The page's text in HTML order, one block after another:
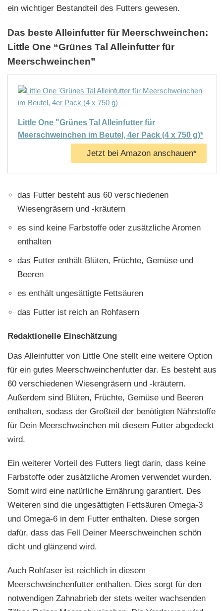
ein wichtiger Bestandteil des Futters gewesen.
Das beste Alleinfutter für Meerschweinchen:
Little One “Grünes Tal Alleinfutter für
Meerschweinchen”
Little One "Grünes Tal Alleinfutter für
Meerschweinchen im Beutel, 4er Pack (4 x 750 g)*
Jetzt bei Amazon anschauen*
das Futter besteht aus 60 verschiedenen
Wiesengräsern und -kräutern
es sind keine Farbstoffe oder zusätzliche Aromen
enthalten
das Futter enthält Blüten, Früchte, Gemüse und
Beeren
es enthält ungesättigte Fettsäuren
das Futter ist reich an Rohfasern
Redaktionelle Einschätzung
Das Alleinfutter von Little One stellt eine weitere Option
für ein gutes Meerschweinchenfutter dar. Es besteht aus
60 verschiedenen Wiesengräsern und -kräutern.
Außerdem sind Blüten, Früchte, Gemüse und Beeren
enthalten, sodass der Großteil der benötigten Nährstoffe
für Dein Meerschweinchen mit diesem Futter abgedeckt
wird.
Ein weiterer Vorteil des Futters liegt darin, dass keine
Farbstoffe oder zusätzliche Aromen verwendet wurden.
Somit wird eine natürliche Ernährung garantiert. Des
Weiteren sind die ungesättigten Fettsäuren Omega-3
und Omega-6 in dem Futter enthalten. Diese sorgen
dafür, dass das Fell Deiner Meerschweinchen schön
dicht und glänzend wird.
Auch Rohfaser ist reichlich in diesem
Meerschweinchenfutter enthalten. Dies sorgt für den
notwendigen Zahnabrieb der stets weiter wachsenden